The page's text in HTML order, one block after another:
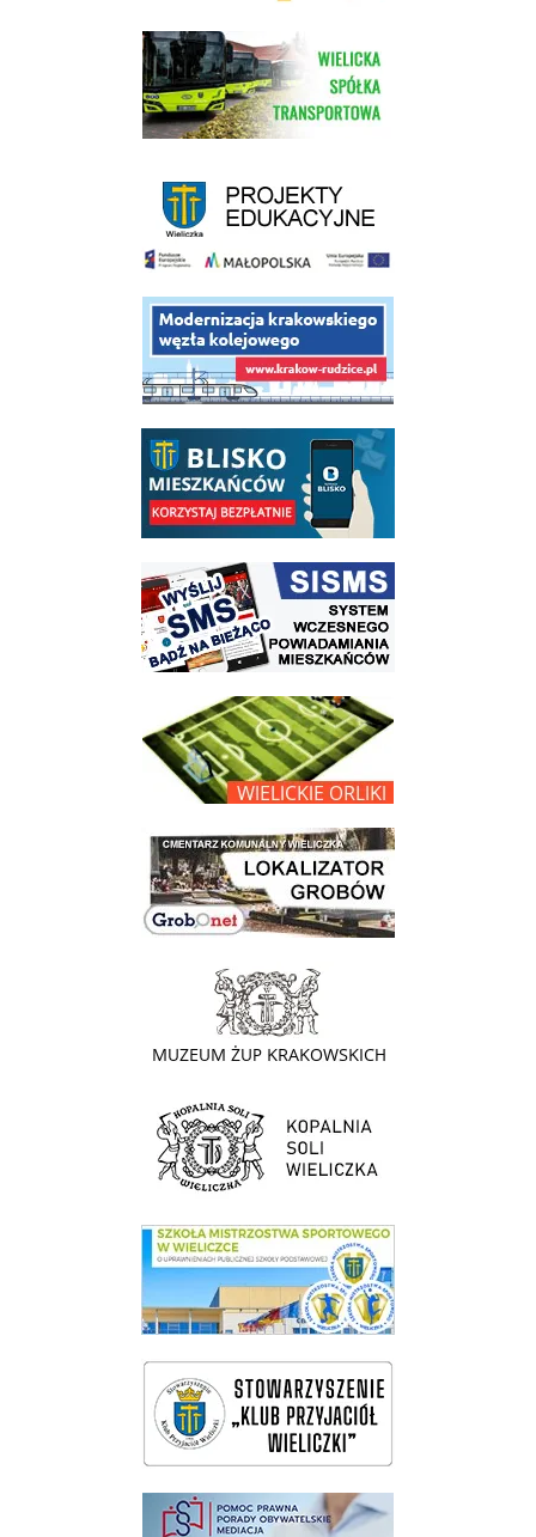
link do strony Wielickiej Spółki Transportowej
link do opisu projektu budowy linii kolejowej Krakow Rudzice
link do opisu aplikacji - BLISKO, Gmina Wieliczka w aplikacji Blisko
link do strony systemu wczesnego ostrzegania mieszkańców SISMS
link do opisu projektu Wielickie Orliki
link do lokalizatora grobów na wielickim cmentarzu - grobnet
link do strony - Muzeum Żup Krakowskich Wieliczka
link do strony Kopalni Soli Wieliczka
link do SMS Wieliczka
wieliczka-wieliczanie na bis
pomoc prawna wieliczka